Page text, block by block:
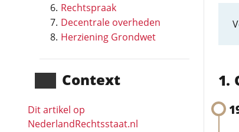
Rechtspraak
Decentrale overheden
Herziening Grondwet
Context
Dit artikel op
NederlandRechts­staat.nl